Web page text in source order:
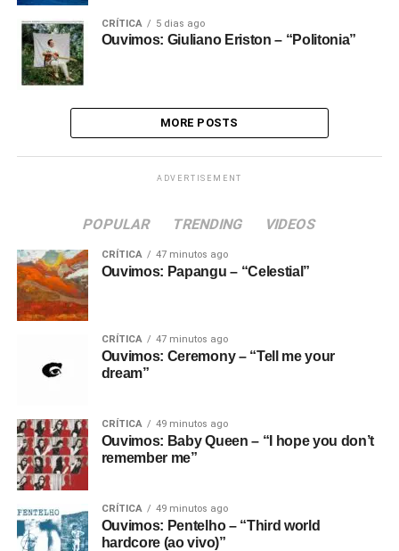
CRÍTICA 5 dias ago
Ouvimos: Giuliano Eriston – “Politonia”
MORE POSTS
ADVERTISEMENT
POPULAR TRENDING VIDEOS
CRÍTICA 47 minutos ago
Ouvimos: Papangu – “Celestial”
CRÍTICA 47 minutos ago
Ouvimos: Ceremony – “Tell me your
dream”
CRÍTICA 49 minutos ago
Ouvimos: Baby Queen – “I hope you don’t
remember me”
CRÍTICA 49 minutos ago
Ouvimos: Pentelho – “Third world
hardcore (ao vivo)”